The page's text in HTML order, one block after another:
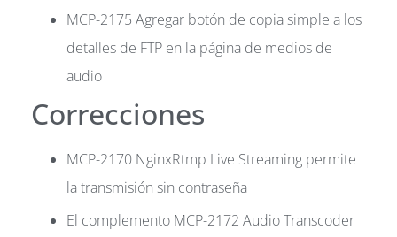
MCP-2175 Agregar botón de copia simple a los
detalles de FTP en la página de medios de
audio
Correcciones
MCP-2170 NginxRtmp Live Streaming permite
la transmisión sin contraseña
El complemento MCP-2172 Audio Transcoder